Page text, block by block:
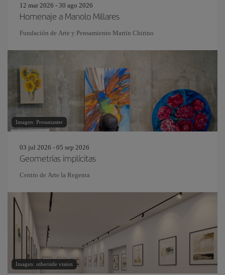
12 mar 2026 - 30 ago 2026
Homenaje a Manolo Millares
Fundación de Arte y Pensamiento Martín Chirino
Imagen: Pressmaster
03 jul 2026 - 05 sep 2026
Geometrías implícitas
Centro de Arte la Regenta
Imagen: otherside vision